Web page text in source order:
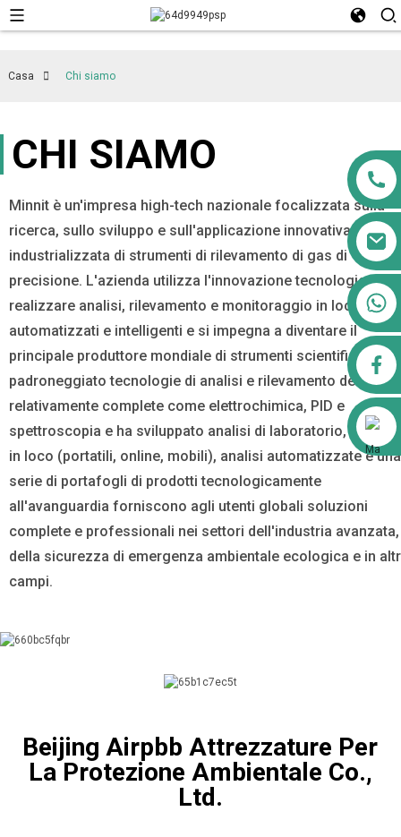
airppb123@gmail.com
Casa Chi siamo
CHI SIAMO
Minnit è un'impresa high-tech nazionale focalizzata sulla
ricerca, sullo sviluppo e sull'applicazione innovativa
industrializzata di strumenti di rilevamento di gas di
precisione. L'azienda utilizza l'innovazione tecnologica per
realizzare analisi, rilevamento e monitoraggio in loco,
automatizzati e intelligenti e si impegna a diventare il
principale produttore mondiale di strumenti scientifici. Ha
padroneggiato tecnologie di analisi e rilevamento dei gas
relativamente complete come elettrochimica, PID e
spettroscopia e ha sviluppato analisi di laboratorio, analisi
in loco (portatili, online, mobili), analisi automatizzate e una
serie di portafogli di prodotti tecnologicamente
all'avanguardia forniscono agli utenti globali soluzioni
complete e professionali nei settori dell'industria avanzata,
della sicurezza di emergenza ambientale ecologica e in
campi.
Beijing Airpbb Attrezzature Per
La Protezione Ambientale Co.,
Ltd.